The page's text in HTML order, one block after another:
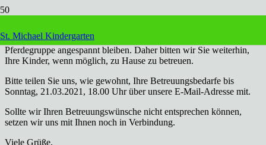
St. Michael Kindergarten
auch für die nächste Woche wird die Betreuungssituation in der
Pferdegruppe angespannt bleiben. Daher bitten wir Sie weiterhin,
Ihre Kinder, wenn möglich, zu Hause zu betreuen.
Bitte teilen Sie uns, wie gewohnt, Ihre Betreuungsbedarfe bis
Sonntag, 21.03.2021, 18.00 Uhr über unsere E-Mail-Adresse mit.
Sollte wir Ihren Betreuungswünsche nicht entsprechen können,
setzen wir uns mit Ihnen noch in Verbindung.
Viele Grüße,